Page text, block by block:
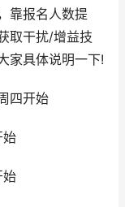
靠报名人数提
取干扰/增益技
家具体说明一下!
四开始